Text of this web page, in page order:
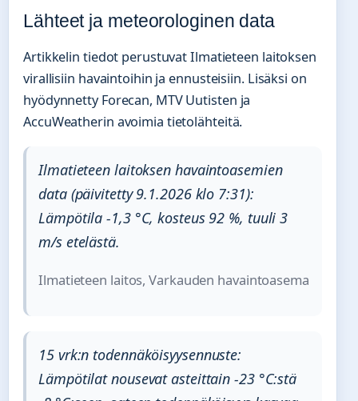
Lähteet ja meteorologinen data
Artikkelin tiedot perustuvat Ilmatieteen laitoksen
virallisiin havaintoihin ja ennusteisiin. Lisäksi on
hyödynnetty Forecan, MTV Uutisten ja
AccuWeatherin avoimia tietolähteitä.
Ilmatieteen laitoksen havaintoasemien
data (päivitetty 9.1.2026 klo 7:31):
Lämpötila -1,3 °C, kosteus 92 %, tuuli 3
m/s etelästä.
Ilmatieteen laitos, Varkauden havaintoasema
15 vrk:n todennäköisyysennuste:
Lämpötilat nousevat asteittain -23 °C:stä